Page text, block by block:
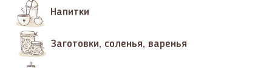
Напитки
Заготовки, соленья, варенья